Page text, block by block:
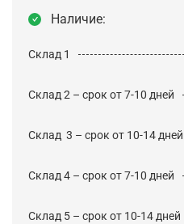
Наличие:
Склад 1
Склад 2 – срок от 7-10 дней
Cклад 3 – срок от 10-14 дней
Склад 4 – срок от 7-10 дней
Склад 5 – срок от 10-14 дней